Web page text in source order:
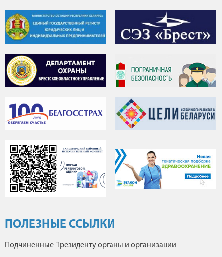
ПОЛЕЗНЫЕ ССЫЛКИ
Подчиненные Президенту органы и организации